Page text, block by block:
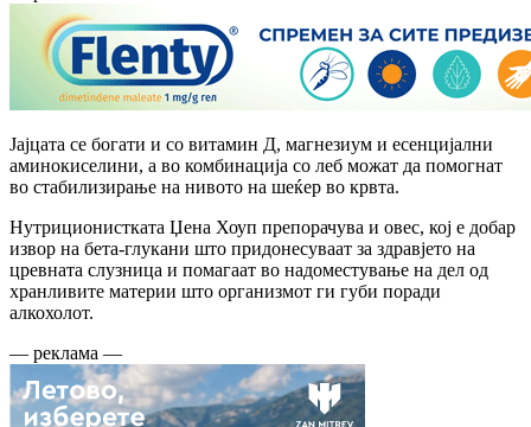
Јајцата се богати и со витамин Д, магнезиум и есенцијални
аминокиселини, а во комбинација со леб можат да помогнат
во стабилизирање на нивото на шеќер во крвта.
Нутриционистката Џена Хоуп препорачува и овес, кој е добар
извор на бета-глукани што придонесуваат за здравјето на
цревната слузница и помагаат во надоместување на дел од
хранливите материи што организмот ги губи поради
алкохолот.
— реклама —